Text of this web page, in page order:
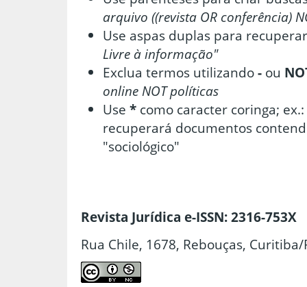
arquivo ((revista OR conferência)
Use aspas duplas para
Livre à informação"
Exclua termos utilizando-ou
online NOT políticas
Use *como caracter coringa; ex.:
recuperará documentos
"sociológico"
Revista Jurídica e-ISSN: 2316-753X
Rua Chile, 1678, Rebouças, Curitiba/